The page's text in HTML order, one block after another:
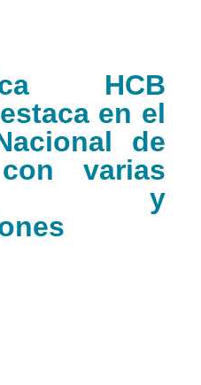
HCB
en el
de
varias
y